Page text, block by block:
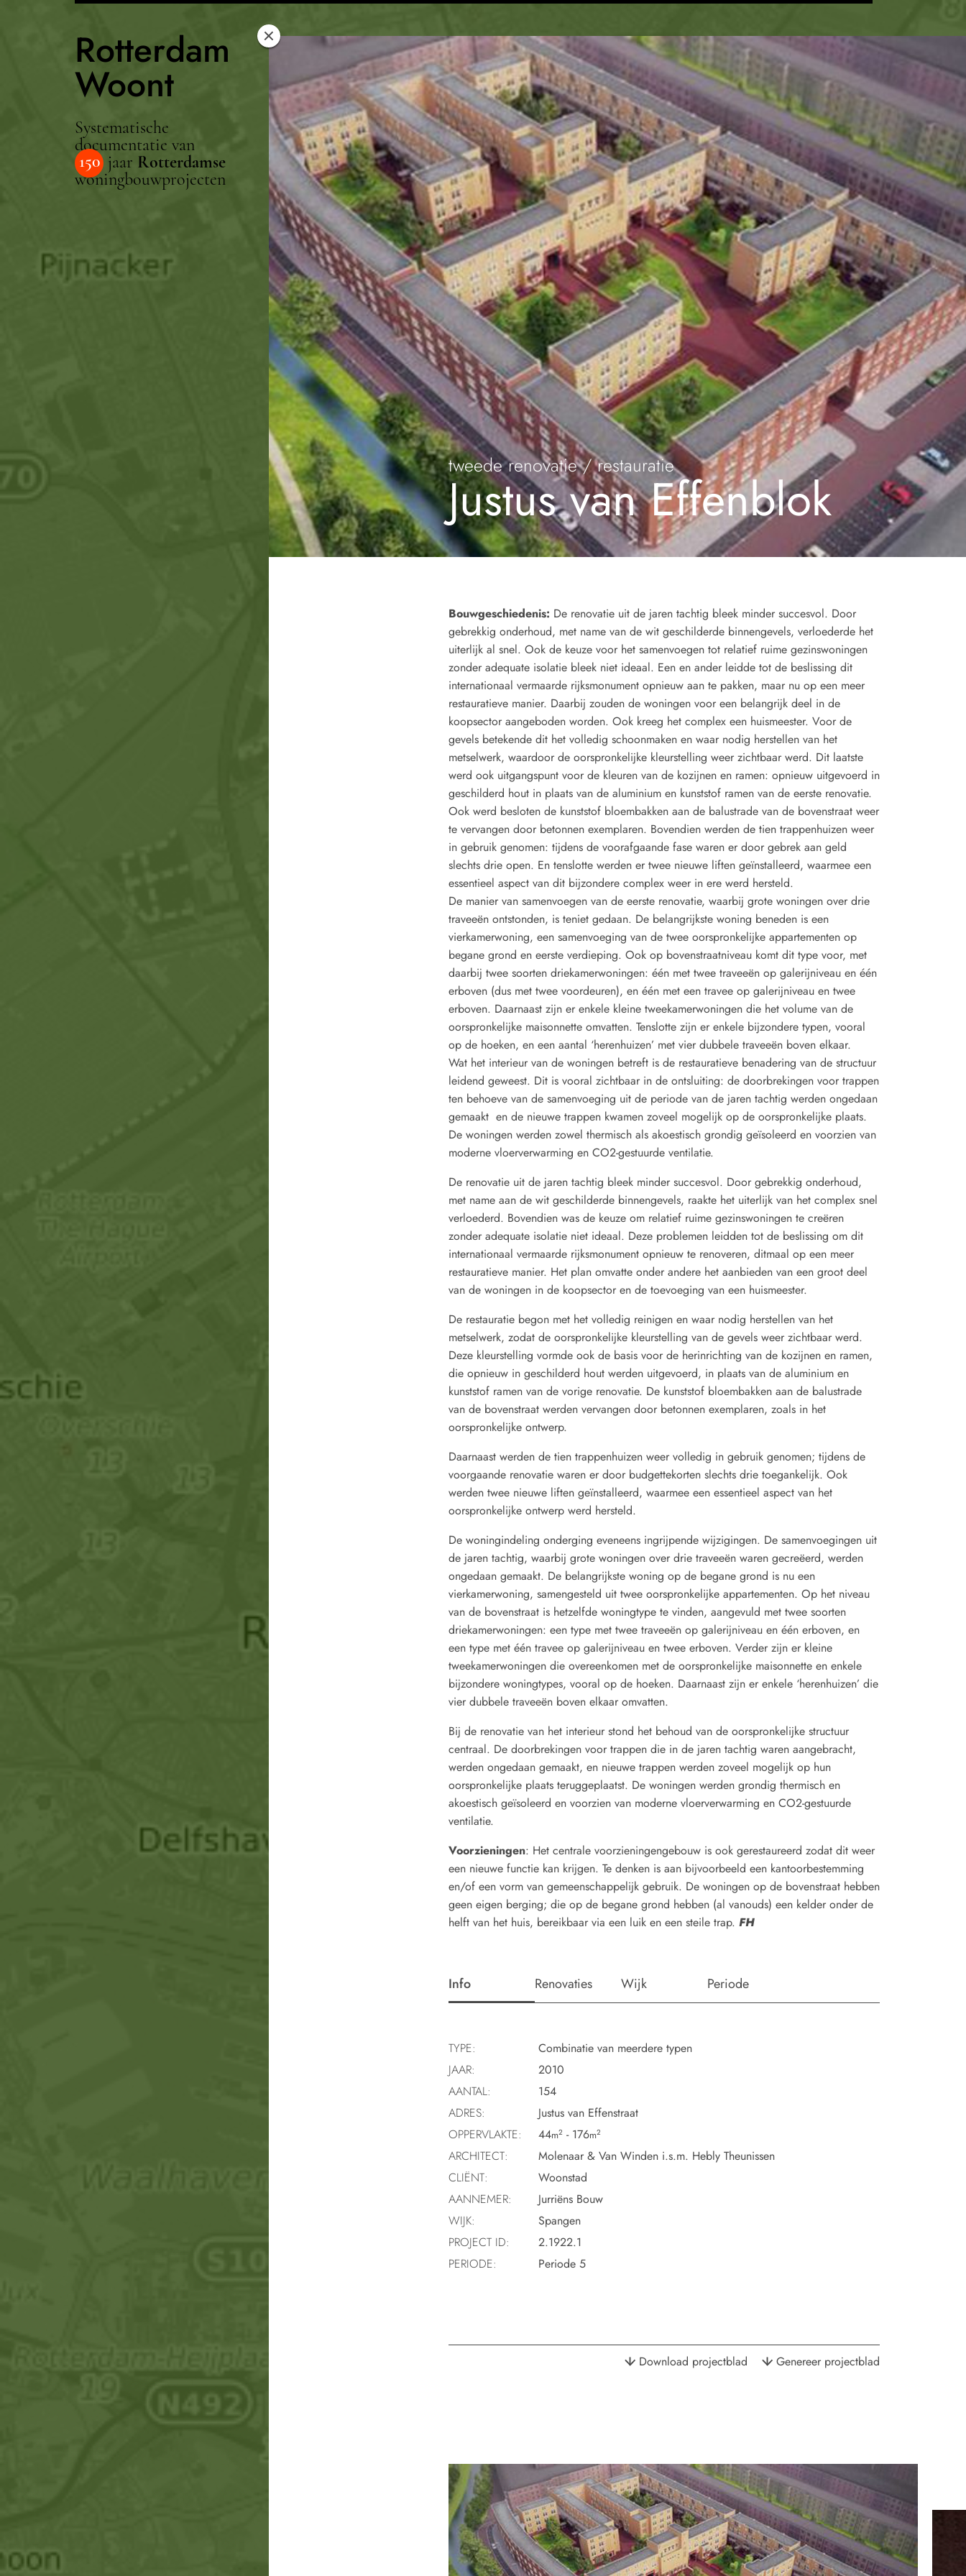
Rotterdam
Woont
Systematische
documentatie van
150 jaar Rotterdamse
woningbouwprojecten
tweede renovatie / restauratie
Justus van Effenblok
Bouwgeschiedenis: De renovatie uit de jaren tachtig bleek minder succesvol. Door
gebrekkig onderhoud, met name van de wit geschilderde binnengevels, verloederde het
uiterlijk al snel. Ook de keuze voor het samenvoegen tot relatief ruime gezinswoningen
zonder adequate isolatie bleek niet ideaal. Een en ander leidde tot de beslissing dit
internationaal vermaarde rijksmonument opnieuw aan te pakken, maar nu op een meer
restauratieve manier. Daarbij zouden de woningen voor een belangrijk deel in de
koopsector aangeboden worden. Ook kreeg het complex een huismeester. Voor de
gevels betekende dit het volledig schoonmaken en waar nodig herstellen van het
metselwerk, waardoor de oorspronkelijke kleurstelling weer zichtbaar werd. Dit laatste
werd ook uitgangspunt voor de kleuren van de kozijnen en ramen: opnieuw uitgevoerd in
geschilderd hout in plaats van de aluminium en kunststof ramen van de eerste renovatie.
Ook werd besloten de kunststof bloembakken aan de balustrade van de bovenstraat weer
te vervangen door betonnen exemplaren. Bovendien werden de tien trappenhuizen weer
in gebruik genomen: tijdens de voorafgaande fase waren er door gebrek aan geld
slechts drie open. En tenslotte werden er twee nieuwe liften geïnstalleerd, waarmee een
essentieel aspect van dit bijzondere complex weer in ere werd hersteld.
De manier van samenvoegen van de eerste renovatie, waarbij grote woningen over drie
traveeën ontstonden, is teniet gedaan. De belangrijkste woning beneden is een
vierkamerwoning, een samenvoeging van de twee oorspronkelijke appartementen op
begane grond en eerste verdieping. Ook op bovenstraatniveau komt dit type voor, met
daarbij twee soorten driekamerwoningen: één met twee traveeën op galerijniveau en één
erboven (dus met twee voordeuren), en één met een travee op galerijniveau en twee
erboven. Daarnaast zijn er enkele kleine tweekamerwoningen die het volume van de
oorspronkelijke maisonnette omvatten. Tenslotte zijn er enkele bijzondere typen, vooral
op de hoeken, en een aantal ‘herenhuizen’ met vier dubbele traveeën boven elkaar.
Wat het interieur van de woningen betreft is de restauratieve benadering van de structuur
leidend geweest. Dit is vooral zichtbaar in de ontsluiting: de doorbrekingen voor trappen
ten behoeve van de samenvoeging uit de periode van de jaren tachtig werden ongedaan
gemaakt en de nieuwe trappen kwamen zoveel mogelijk op de oorspronkelijke plaats.
De woningen werden zowel thermisch als akoestisch grondig geïsoleerd en voorzien van
moderne vloerverwarming en CO2-gestuurde ventilatie.
De renovatie uit de jaren tachtig bleek minder succesvol. Door gebrekkig onderhoud,
met name aan de wit geschilderde binnengevels, raakte het uiterlijk van het complex snel
verloederd. Bovendien was de keuze om relatief ruime gezinswoningen te creëren
zonder adequate isolatie niet ideaal. Deze problemen leidden tot de beslissing om dit
internationaal vermaarde rijksmonument opnieuw te renoveren, ditmaal op een meer
restauratieve manier. Het plan omvatte onder andere het aanbieden van een groot deel
van de woningen in de koopsector en de toevoeging van een huismeester.
De restauratie begon met het volledig reinigen en waar nodig herstellen van het
metselwerk, zodat de oorspronkelijke kleurstelling van de gevels weer zichtbaar werd.
Deze kleurstelling vormde ook de basis voor de herinrichting van de kozijnen en ramen,
die opnieuw in geschilderd hout werden uitgevoerd, in plaats van de aluminium en
kunststof ramen van de vorige renovatie. De kunststof bloembakken aan de balustrade
van de bovenstraat werden vervangen door betonnen exemplaren, zoals in het
oorspronkelijke ontwerp.
Daarnaast werden de tien trappenhuizen weer volledig in gebruik genomen; tijdens de
voorgaande renovatie waren er door budgettekorten slechts drie toegankelijk. Ook
werden twee nieuwe liften geïnstalleerd, waarmee een essentieel aspect van het
oorspronkelijke ontwerp werd hersteld.
De woningindeling onderging eveneens ingrijpende wijzigingen. De samenvoegingen uit
de jaren tachtig, waarbij grote woningen over drie traveeën waren gecreëerd, werden
ongedaan gemaakt. De belangrijkste woning op de begane grond is nu een
vierkamerwoning, samengesteld uit twee oorspronkelijke appartementen. Op het niveau
van de bovenstraat is hetzelfde woningtype te vinden, aangevuld met twee soorten
driekamerwoningen: een type met twee traveeën op galerijniveau en één erboven, en
een type met één travee op galerijniveau en twee erboven. Verder zijn er kleine
tweekamerwoningen die overeenkomen met de oorspronkelijke maisonnette en enkele
bijzondere woningtypes, vooral op de hoeken. Daarnaast zijn er enkele ‘herenhuizen’ die
vier dubbele traveeën boven elkaar omvatten.
Bij de renovatie van het interieur stond het behoud van de oorspronkelijke structuur
centraal. De doorbrekingen voor trappen die in de jaren tachtig waren aangebracht,
werden ongedaan gemaakt, en nieuwe trappen werden zoveel mogelijk op hun
oorspronkelijke plaats teruggeplaatst. De woningen werden grondig thermisch en
akoestisch geïsoleerd en voorzien van moderne vloerverwarming en CO2-gestuurde
ventilatie.
Voorzieningen: Het centrale voorzieningengebouw is ook gerestaureerd zodat dit weer
een nieuwe functie kan krijgen. Te denken is aan bijvoorbeeld een kantoorbestemming
en/of een vorm van gemeenschappelijk gebruik. De woningen op de bovenstraat hebben
geen eigen berging; die op de begane grond hebben (al vanouds) een kelder onder de
helft van het huis, bereikbaar via een luik en een steile trap. FH
Info Renovaties Wijk Periode
TYPE:
Combinatie van meerdere typen
JAAR:
2010
AANTAL:
154
ADRES:
Justus van Effenstraat
OPPERVLAKTE:
44m2 - 176m2
ARCHITECT:
Molenaar & Van Winden i.s.m. Hebly Theunissen
CLIËNT:
Woonstad
AANNEMER:
Jurriëns Bouw
WIJK:
Spangen
PROJECT ID:
2.1922.1
PERIODE:
Periode 5
Download projectblad Genereer projectblad